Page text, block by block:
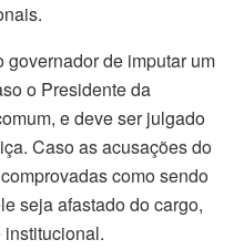
de imputar um
o Presidente da
e deve ser julgado
Caso as acusações do
como sendo
seja afastado do cargo,